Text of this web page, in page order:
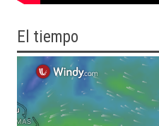
El tiempo